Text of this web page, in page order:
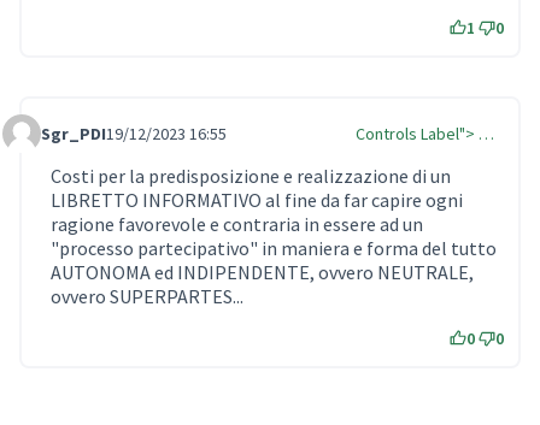
1 0
Comment Label
Sgr_PDI19/12/2023 16:55 Controls Label"> …
Costi per la predisposizione e realizzazione di un
LIBRETTO INFORMATIVO al fine da far capire ogni
ragione favorevole e contraria in essere ad un
"processo partecipativo" in maniera e forma del tutto
AUTONOMA ed INDIPENDENTE, ovvero NEUTRALE,
ovvero SUPERPARTES...
0 0